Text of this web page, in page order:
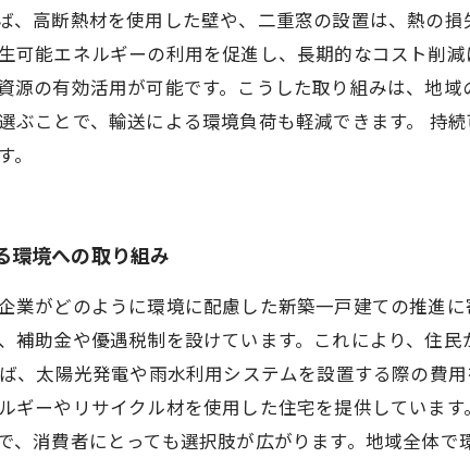
、高断熱材を使用した壁や、二重窓の設置は、熱の
可能エネルギーの利用を促進し、長期的なコスト削
源の有効活用が可能です。こうした取り組みは、地
ぶことで、輸送による環境負荷も軽減できます。 持
環境への取り組み
業がどのように環境に配慮した新築一戸建ての推進
補助金や優遇税制を設けています。これにより、住
、太陽光発電や雨水利用システムを設置する際の費
ギーやリサイクル材を使用した住宅を提供していま
、消費者にとっても選択肢が広がります。地域全体